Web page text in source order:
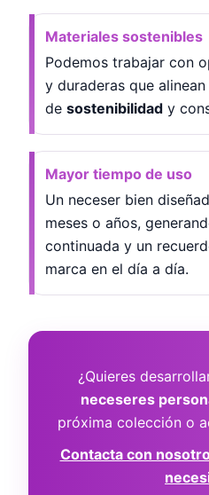
Materiales sostenibles
Podemos trabajar con
y duraderas que
de sostenibilidad y
Mayor tiempo de uso
Un neceser bien
meses o años,
continuada y un
marca en el día a día.
¿Quieres
neceseres
próxima colección o
Contacta con